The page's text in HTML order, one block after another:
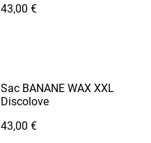
43,00 €
Sac BANANE WAX XXL
Discolove
43,00 €